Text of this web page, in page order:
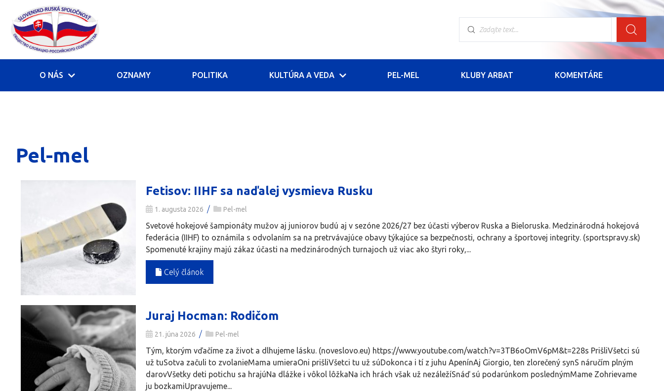
O NÁS OZNAMY POLITIKA KULTÚRA A VEDA PEL-MEL KLUBY ARBAT KOMENTÁRE
Pel-mel
Fetisov: IIHF sa naďalej vysmieva Rusku
1. augusta 2026 / Pel-mel
Svetové hokejové šampionáty mužov aj juniorov budú aj v sezóne 2026/27 bez účasti výberov Ruska a Bieloruska. Medzinárodná hokejová
federácia (IIHF) to oznámila s odvolaním sa na pretrvávajúce obavy týkajúce sa bezpečnosti, ochrany a športovej integrity. (sportspravy.sk)
Spomenuté krajiny majú zákaz účasti na medzinárodných turnajoch už viac ako štyri roky,...
Celý článok
Juraj Hocman: Rodičom
21. júna 2026 / Pel-mel
Tým, ktorým vďačíme za život a dlhujeme lásku. (noveslovo.eu) https://www.youtube.com/watch?v=3TB6oOmV6pM&t=228s PrišliVšetci sú
už tuSotva začuli to zvolanieMama umieraOni prišliVšetci tu už súDokonca i tí z juhu ApenínAj Giorgio, ten zlorečený synS náručím plným
darovVšetky deti potichu sa hrajúNa dlážke i vôkol lôžkaNa ich hrách však už nezáležíSnáď sú podarúnkom poslednýmMame Zohrievame
ju bozkamiUpravujeme...